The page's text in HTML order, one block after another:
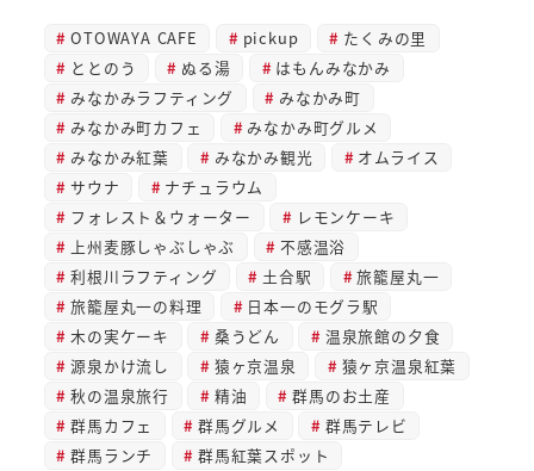
OTOWAYA CAFE pickup
たくみの里
ととのう
ぬる湯
はもんみなかみ
みなかみラフティング
みなかみ町
みなかみ町カフェ
みなかみ町グルメ
みなかみ紅葉
みなかみ観光
オムライス
サウナ
ナチュラウム
フォレスト＆ウォーター
レモンケーキ
上州麦豚しゃぶしゃぶ
不感温浴
利根川ラフティング
土合駅
旅籠屋丸一
旅籠屋丸一の料理
日本一のモグラ駅
木の実ケーキ
桑うどん
温泉旅館の夕食
源泉かけ流し
猿ヶ京温泉
猿ヶ京温泉紅葉
秋の温泉旅行
精油
群馬のお土産
群馬カフェ
群馬グルメ
群馬テレビ
群馬ランチ
群馬紅葉スポット